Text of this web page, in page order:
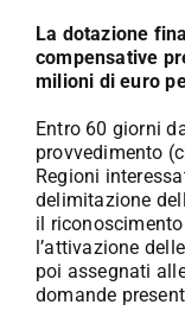
La dotazione
compensative
milioni di euro
Entro 60 giorni
provvedimento
Regioni
delimitazione
il
l’attivazione
poi assegnati
domande